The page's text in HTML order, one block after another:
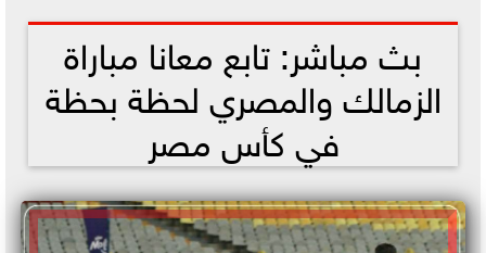
بث مباشر: تابع معانا مباراة
الزمالك والمصري لحظة بحظة
في كأس مصر